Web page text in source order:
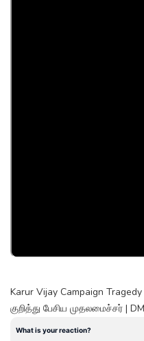
Karur Vijay Campaign
குறித்து பேசிய முதலமைச்சர் |